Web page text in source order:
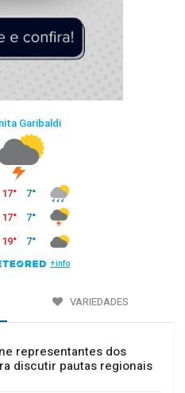
VARIEDADES
representantes dos
discutir pautas regionais